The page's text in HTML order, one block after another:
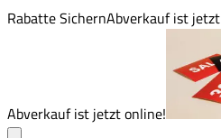
Rabatte SichernAbverkauf ist
Abverkauf ist jetzt online!